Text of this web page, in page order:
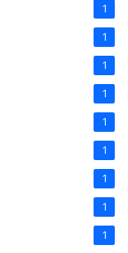
1
1
1
1
1
1
1
1
1